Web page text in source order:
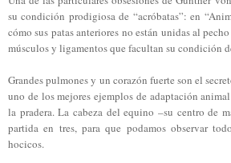
su condición prodigiosa de “acróbatas”: en
cómo sus patas anteriores no están unidas al
músculos y ligamentos que facultan su condición
Grandes pulmones y un corazón fuerte son el
uno de los mejores ejemplos de adaptación
la pradera. La cabeza del equino –su centro de
partida en tres, para que podamos observar
hocicos.